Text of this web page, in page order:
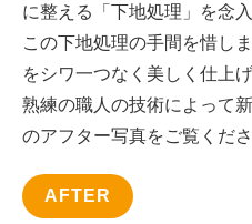
に整える「下地処理」を念
この下地処理の手間を惜し
をシワ一つなく美しく仕上
熟練の職人の技術によって
のアフター写真をご覧くださ
AFTER